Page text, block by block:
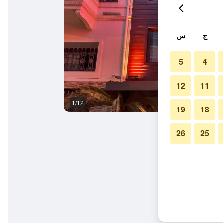
1/12
ج س
4
5
11
12
18
19
25
26